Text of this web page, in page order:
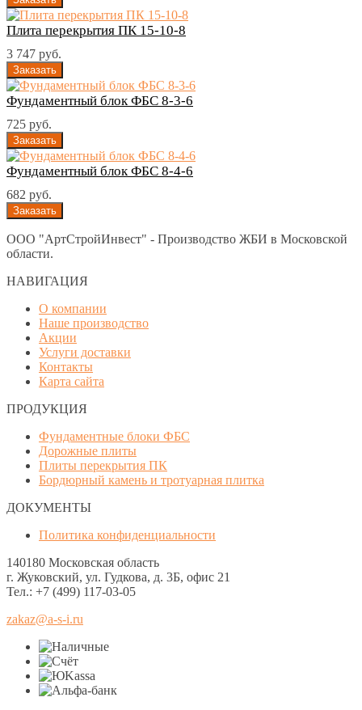
Плита перекрытия ПК 15-10-8
3 747 руб.
Фундаментный блок ФБС 8-3-6
725 руб.
Фундаментный блок ФБС 8-4-6
682 руб.
ООО "АртСтройИнвест" - Производство ЖБИ в Московской
области.
НАВИГАЦИЯ
О компании
Наше производство
Акции
Услуги доставки
Контакты
Карта сайта
ПРОДУКЦИЯ
Фундаментные блоки ФБС
Дорожные плиты
Плиты перекрытия ПК
Бордюрный камень и тротуарная плитка
ДОКУМЕНТЫ
Политика конфиденциальности
140180 Московская область
г. Жуковский, ул. Гудкова, д. 3Б, офис 21
Тел.: +7 (499) 117-03-05
zakaz@a-s-i.ru